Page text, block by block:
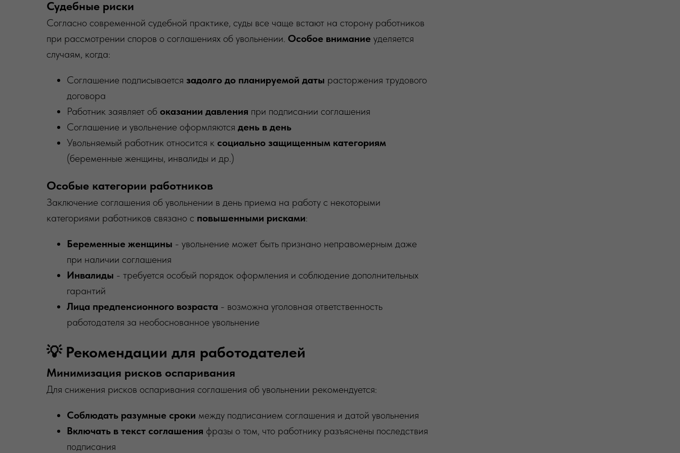
Судебные риски
Согласно современной судебной практике, суды все чаще встают на сторону работников
при рассмотрении споров о соглашениях об увольнении. Особое внимание уделяется
случаям, когда:
Соглашение подписывается задолго до планируемой даты расторжения трудового
договора
Работник заявляет об оказании давления при подписании соглашения
Соглашение и увольнение оформляются день в день
Увольняемый работник относится к социально защищенным категориям
(беременные женщины, инвалиды и др.)
Особые категории работников
Заключение соглашения об увольнении в день приема на работу с некоторыми
категориями работников связано с повышенными рисками:
Беременные женщины - увольнение может быть признано неправомерным даже
при наличии соглашения
Инвалиды - требуется особый порядок оформления и соблюдение дополнительных
гарантий
Лица предпенсионного возраста - возможна уголовная ответственность
работодателя за необоснованное увольнение
💡 Рекомендации для работодателей
Минимизация рисков оспаривания
Для снижения рисков оспаривания соглашения об увольнении рекомендуется:
Соблюдать разумные сроки между подписанием соглашения и датой увольнения
Включать в текст соглашения фразы о том, что работнику разъяснены последствия
подписания